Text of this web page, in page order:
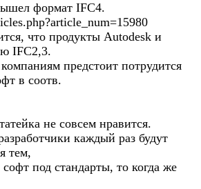
формат IFC4.
что продукты Autodesk и
IFC2,3.
предстоит потрудится
в соотв.
не совсем нравится.
каждый раз будут
тем,
под стандарты, то когда же